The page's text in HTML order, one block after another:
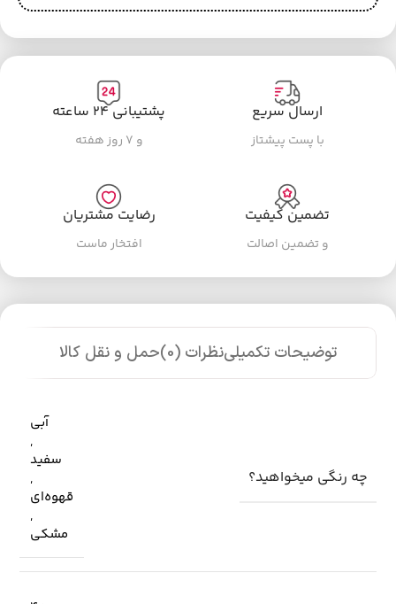
ارسال سریع
با پست پیشتاز
پشتیبانی ۲۴ ساعته
و ۷ روز هفته
تضمین کیفیت
و تضمین اصالت
رضایت مشتریان
افتخار ماست
توضیحات تکمیلینظرات (0) حمل و نقل کالا
چه رنگی میخواهید؟
آبی
,
سفید
,
قهوه‌ای
,
مشکی